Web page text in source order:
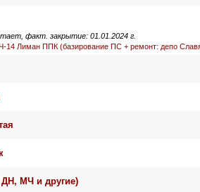
факт. закрытие: 01.01.2024 г.
14 Лиман ППК (базирование ПС + ремонт: депо
МЧ и другие)